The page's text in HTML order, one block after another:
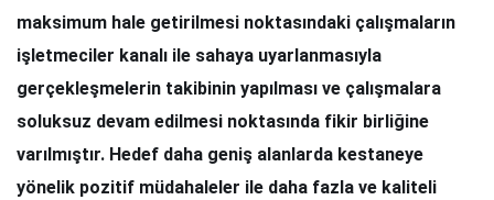
maksimum hale getirilmesi noktasındaki çalışmaların
işletmeciler kanalı ile sahaya uyarlanmasıyla
gerçekleşmelerin takibinin yapılması ve çalışmalara
soluksuz devam edilmesi noktasında fikir birliğine
varılmıştır. Hedef daha geniş alanlarda kestaneye
yönelik pozitif müdahaleler ile daha fazla ve kaliteli